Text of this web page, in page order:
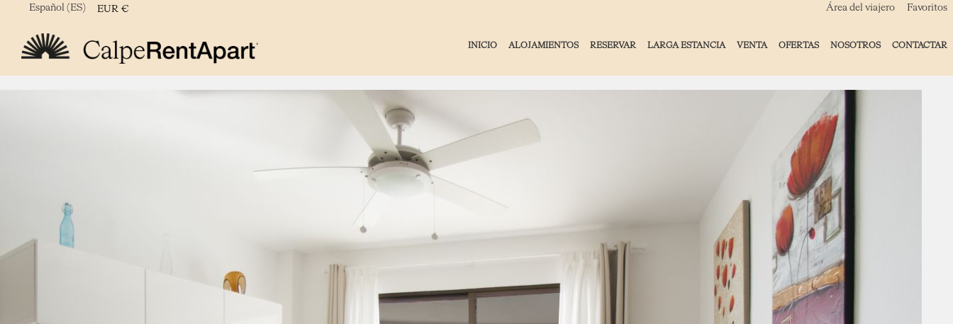
Español (ES) EUR € Favoritos
Área del viajero
INICIO ALOJAMIENTOS RESERVAR LARGA ESTANCIA VENTA OFERTAS NOSOTROS CONTACTAR